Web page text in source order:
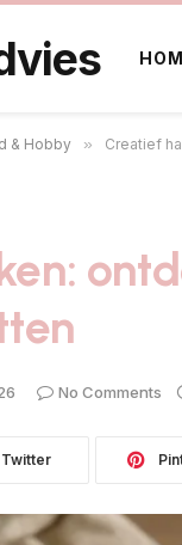
& Hobby » Creatief
No Comments
Twitter